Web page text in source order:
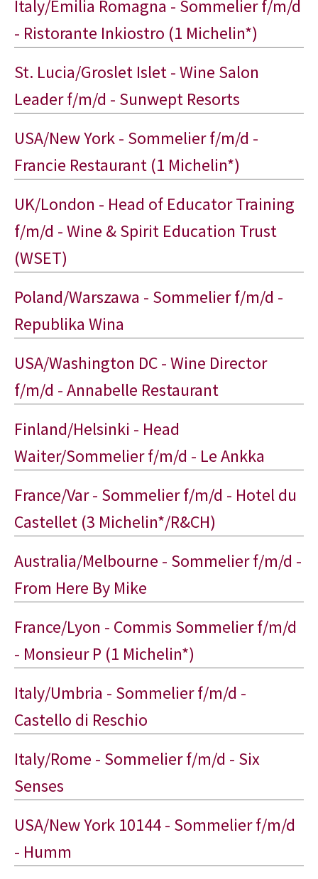
Italy/Emilia Romagna - Sommelier f/m/d
- Ristorante Inkiostro (1 Michelin*)
St. Lucia/Groslet Islet - Wine Salon
Leader f/m/d - Sunwept Resorts
USA/New York - Sommelier f/m/d -
Francie Restaurant (1 Michelin*)
UK/London - Head of Educator Training
f/m/d - Wine & Spirit Education Trust
(WSET)
Poland/Warszawa - Sommelier f/m/d -
Republika Wina
USA/Washington DC - Wine Director
f/m/d - Annabelle Restaurant
Finland/Helsinki - Head
Waiter/Sommelier f/m/d - Le Ankka
France/Var - Sommelier f/m/d - Hotel du
Castellet (3 Michelin*/R&CH)
Australia/Melbourne - Sommelier f/m/d -
From Here By Mike
France/Lyon - Commis Sommelier f/m/d
- Monsieur P (1 Michelin*)
Italy/Umbria - Sommelier f/m/d -
Castello di Reschio
Italy/Rome - Sommelier f/m/d - Six
Senses
USA/New York 10144 - Sommelier f/m/d
- Humm